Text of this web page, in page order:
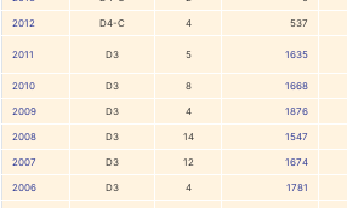
2012 D4-C 4 537
2011 D3 5 1635
2010 D3 8 1668
2009 D3 4 1876
2008 D3 14 1547
2007 D3 12 1674
2006 D3 4 1781